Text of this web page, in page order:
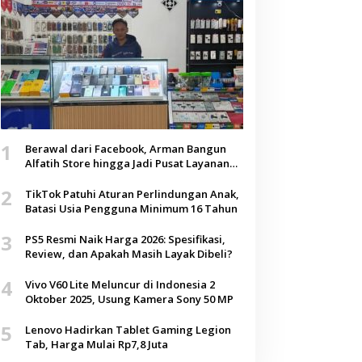
1
Berawal dari Facebook, Arman Bangun
Alfatih Store hingga Jadi Pusat Layanan
2
TikTok Patuhi Aturan Perlindungan Anak,
Batasi Usia Pengguna Minimum 16 Tahun
3
PS5 Resmi Naik Harga 2026: Spesifikasi,
Review, dan Apakah Masih Layak Dibeli?
4
Vivo V60 Lite Meluncur di Indonesia 2
Oktober 2025, Usung Kamera Sony 50 MP
5
Lenovo Hadirkan Tablet Gaming Legion
Tab, Harga Mulai Rp7,8 Juta